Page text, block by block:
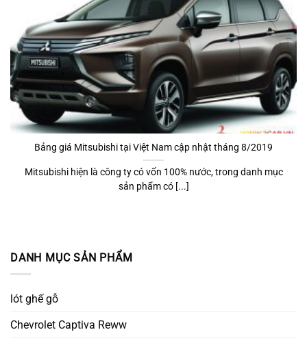
DANH MỤC SẢN PHẨM
lót ghế gỗ
Chevrolet Captiva Reww
Bảng giá Mitsubishi tại Việt Nam cập nhật tháng 8/2019
Mitsubishi hiện là công ty có vốn 100% nước, trong danh mục
sản phẩm có [...]